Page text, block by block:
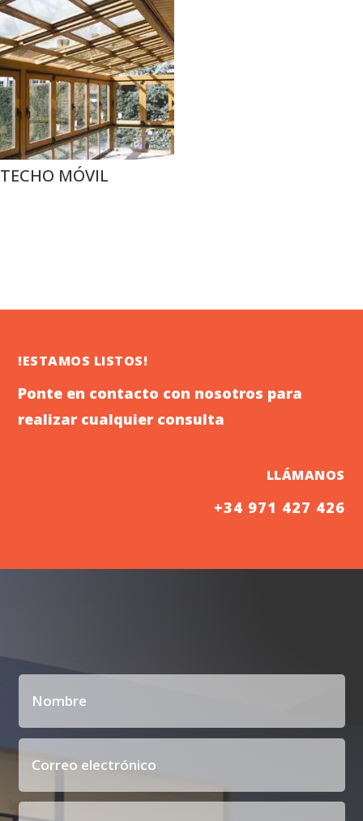
TECHO MÓVIL
!ESTAMOS LISTOS!
Ponte en contacto con nosotros para
realizar cualquier consulta
LLÁMANOS
+34 971 427 426